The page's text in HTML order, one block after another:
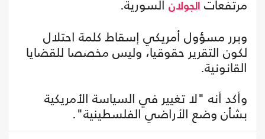
مرتفعات الجولان السورية.
وبرر مسؤول أمريكي إسقاط كلمة احتلال
لكون التقرير حقوقيا، وليس مخصصا للقضايا
القانونية.
وأكد أنه "لا تغيير في السياسة الأمريكية
بشأن وضع الأراضي الفلسطينية".